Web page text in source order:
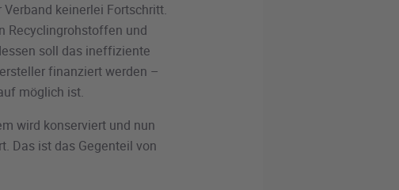
keinerlei Fortschritt.
Recyclingrohstoffen und
soll das ineffiziente
finanziert werden –
möglich ist.
wird konserviert und nun
Das ist das Gegenteil von